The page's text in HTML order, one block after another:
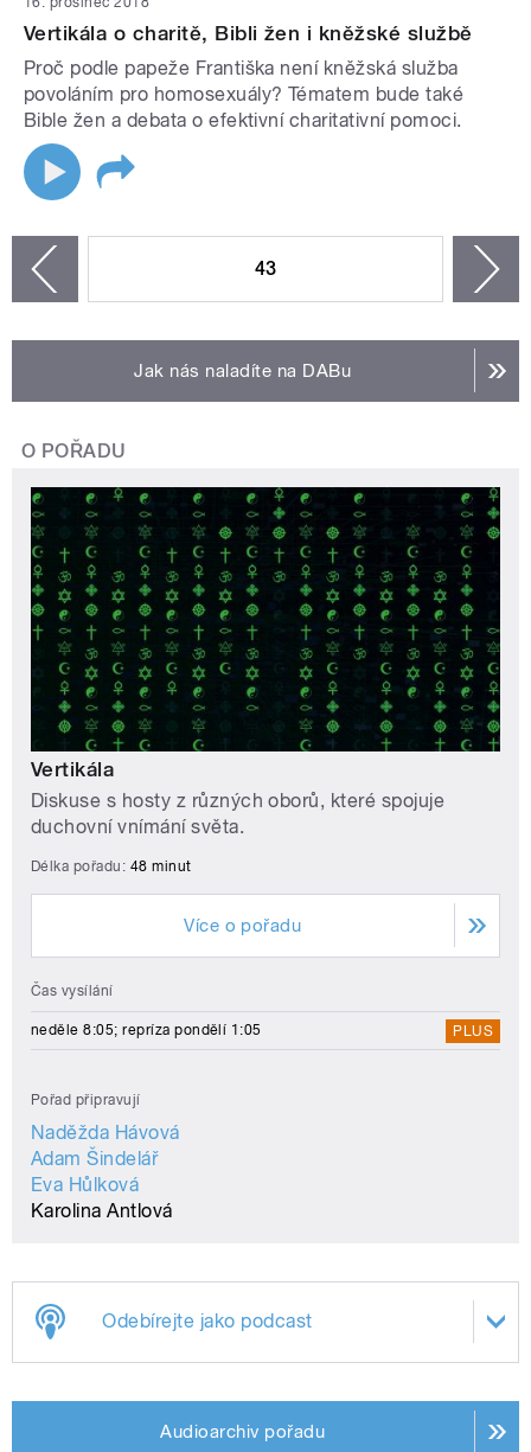
Vertikála o charitě, Bibli žen i kněžské službě
Proč podle papeže Františka není kněžská služba
povoláním pro homosexuály? Tématem bude také
Bible žen a debata o efektivní charitativní pomoci.
43
Jak nás naladíte na DABu
O POŘADU
Vertikála
Diskuse s hosty z různých oborů, které spojuje
duchovní vnímání světa.
Délka pořadu: 48 minut
Více o pořadu
Čas vysílání
neděle 8:05; repríza pondělí 1:05 PLUS
Pořad připravují
Naděžda Hávová
Adam Šindelář
Eva Hůlková
Karolina Antlová
Odebírejte jako podcast
Audioarchiv pořadu